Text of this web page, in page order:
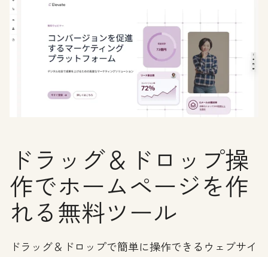
ドラッグ＆ドロップ操
作でホームページを作
れる無料ツール
ドラッグ＆ドロップで簡単に操作できるウェブサイ